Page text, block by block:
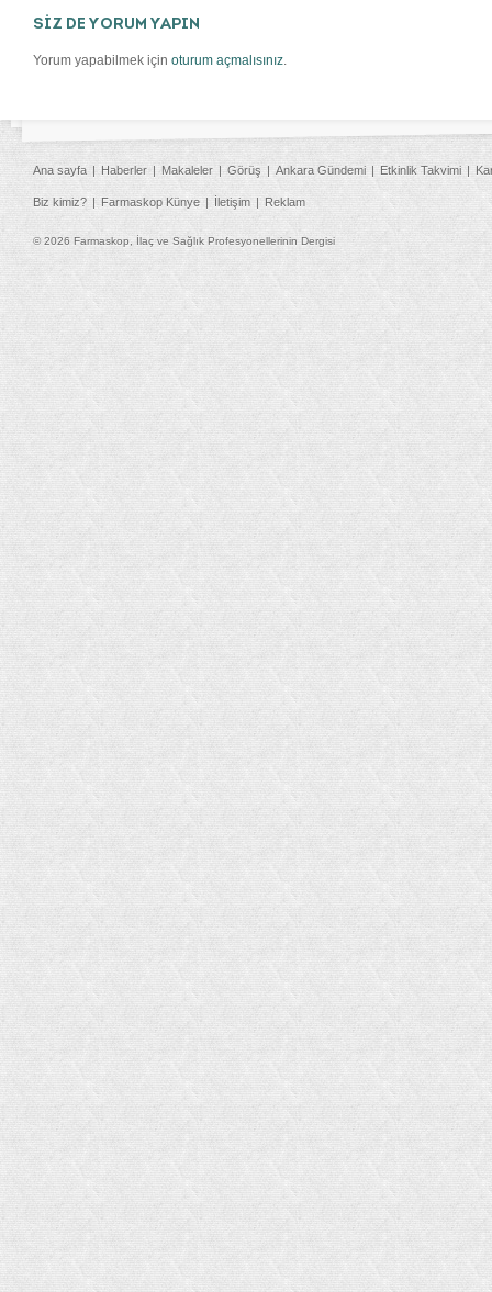
SİZ DE YORUM YAPIN
Yorum yapabilmek için oturum açmalısınız.
Ana sayfa Haberler Makaleler Görüş Ankara Gündemi Etkinlik Takvimi
Biz kimiz? Farmaskop Künye İletişim Reklam
© 2026 Farmaskop, İlaç ve Sağlık Profesyonellerinin Dergisi